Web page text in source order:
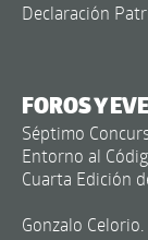
Declaración
FOROS Y
Séptimo
Entorno al
Cuarta Edición
Gonzalo